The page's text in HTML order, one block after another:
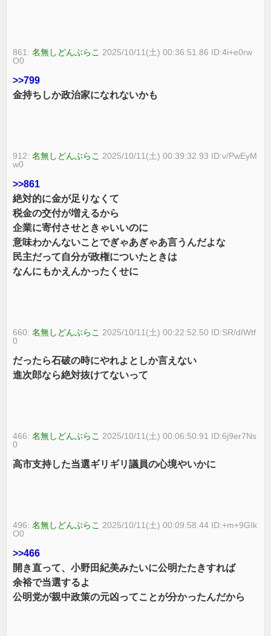
861:名無しどんぶらこ 2025/10/11(土) 00:36:51.86 ID:4i+e0rw
O0
>>799
金持ちしか政治家になれないかも
912:名無しどんぶらこ 2025/10/11(土) 00:39:32.93 ID:v/PwEyM
w0
>>861
絶対的に金が足りなくて
税金の交付が増えるから
企業に寄付させときゃいいのに
意味わかんないことでぎゃあぎゃあ言うんだよな
民主だって自分が政権についたときは
なんにもかえんかったくせに
660:名無しどんぶらこ 2025/10/11(土) 00:22:52.50 ID:SR/dIWtf
0
だったら石破の時にやれよとしか言えない
進次郎なら絶対抜けてないって
466:名無しどんぶらこ 2025/10/11(土) 00:06:50.91 ID:6j9er7Ns
0
高市支持した当選ギリギリ議員の心境やいかに
496:名無しどんぶらこ 2025/10/11(土) 00:09:58.44 ID:+m+9GIk
O0
>>466
開き直って、小野田紀美みたいに公明たたきすれば
余裕で当選するよ
公明党が親中政策の元凶ってことが分かったんだから